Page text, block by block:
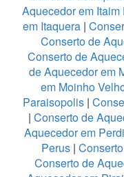
Aquecedor em Itaim
em Itaquera|
Conserto de
Conserto de
de Aquecedor em
em Moinho
Paraisopolis |
| Conserto de
Aquecedor em
Perus|
Conserto de